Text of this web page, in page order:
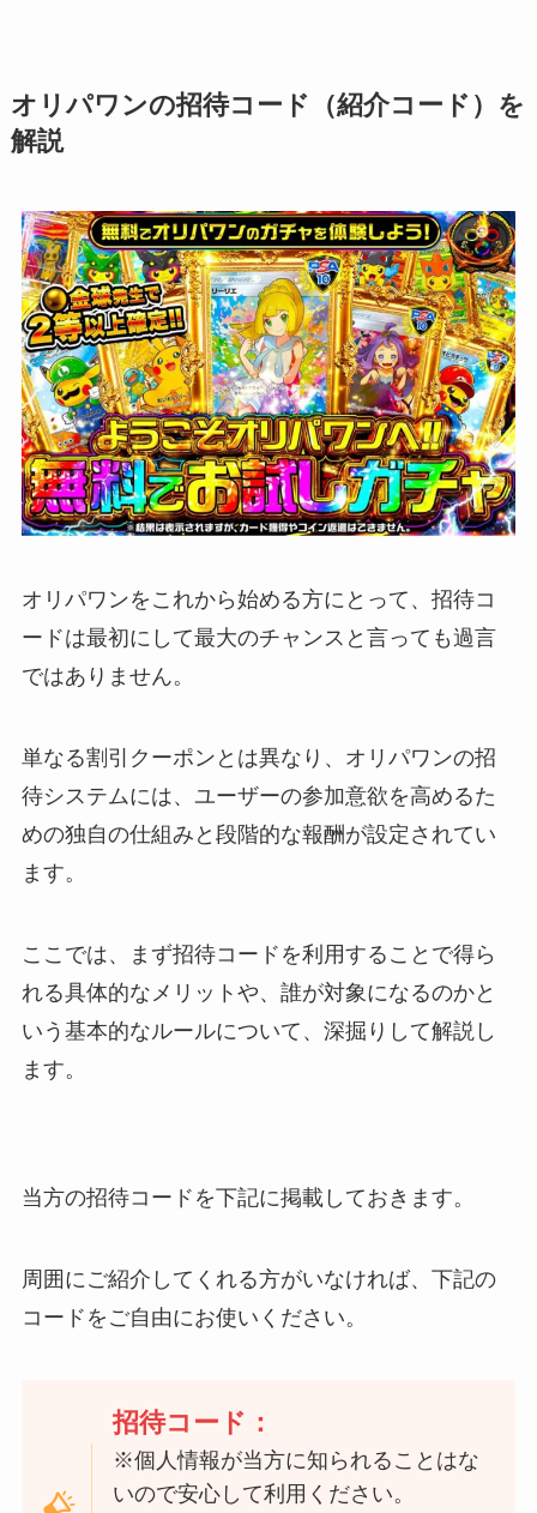
オリパワンの招待コード（紹介コード）を
解説
オリパワンをこれから始める方にとって、招待コ
ードは最初にして最大のチャンスと言っても過言
ではありません。
単なる割引クーポンとは異なり、オリパワンの招
待システムには、ユーザーの参加意欲を高めるた
めの独自の仕組みと段階的な報酬が設定されてい
ます。
ここでは、まず招待コードを利用することで得ら
れる具体的なメリットや、誰が対象になるのかと
いう基本的なルールについて、深掘りして解説し
ます。
当方の招待コードを下記に掲載しておきます。
周囲にご紹介してくれる方がいなければ、下記の
コードをご自由にお使いください。
招待コード：
※個人情報が当方に知られることはな
いので安心して利用ください。